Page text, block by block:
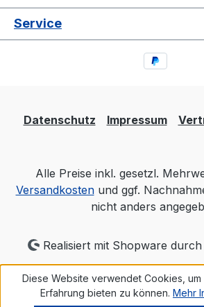
Service
Datenschutz Impressum
Alle Preise inkl. gesetzl.
Versandkostenund ggf.
nicht anders
Realisiert mit Shopware
Diese Website verwendet Cookies,
Erfahrung bieten zu können. Mehr